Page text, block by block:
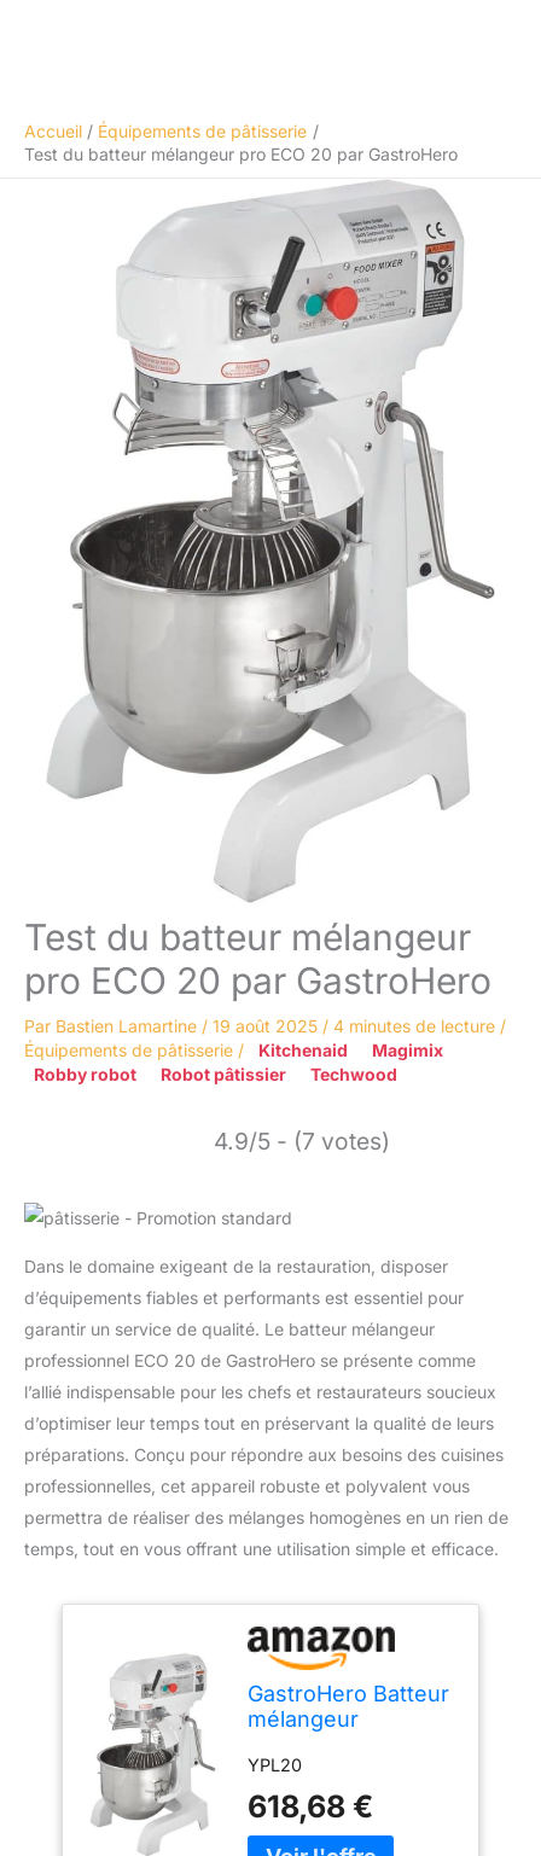
Accueil
Équipements de pâtisserie
Test du batteur mélangeur pro ECO 20 par GastroHero
Test du batteur mélangeur
pro ECO 20 par GastroHero
Par Bastien Lamartine / 19 août 2025 / 4 minutes de lecture /
Équipements de pâtisserie / Kitchenaid
Magimix
Robby robot
Robot pâtissier Techwood
4.9/5 - (7 votes)
Dans le domaine exigeant de la restauration, disposer
d’équipements fiables et performants est essentiel pour
garantir un service de qualité. Le batteur mélangeur
professionnel ECO 20 de GastroHero se présente comme
l’allié indispensable pour les chefs et restaurateurs soucieux
d’optimiser leur temps tout en préservant la qualité de leurs
préparations. Conçu pour répondre aux besoins des cuisines
professionnelles, cet appareil robuste et polyvalent vous
permettra de réaliser des mélanges homogènes en un rien de
temps, tout en vous offrant une utilisation simple et efficace.
GastroHero Batteur
mélangeur
20 | CHR
Fournitures de la
restauration
YPL20
618,68 €